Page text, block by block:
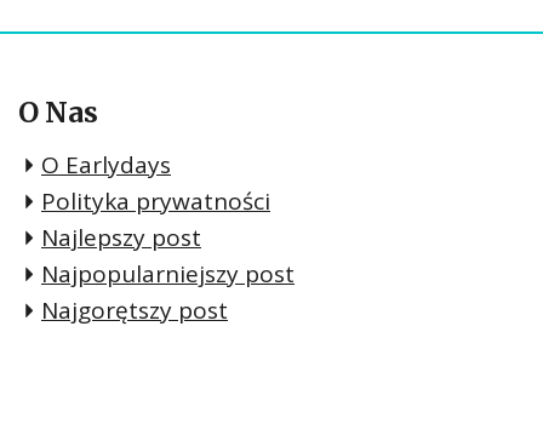
O Nas
O Earlydays
Polityka prywatności
Najlepszy post
Najpopularniejszy post
Najgorętszy post